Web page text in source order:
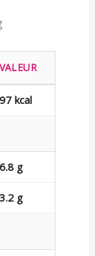
VALEUR
97 kcal
6.8 g
3.2 g